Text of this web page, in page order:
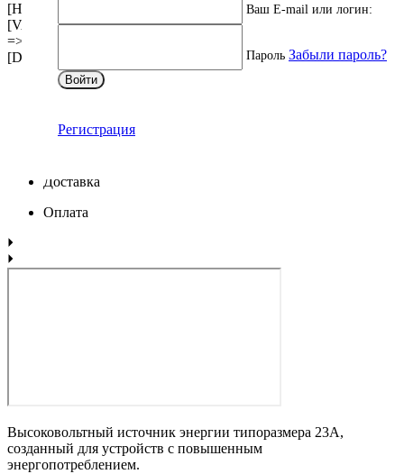
[HINT] => [~NAME] => Файлы [~DEFAULT_VALUE] =>
[VALUE_ENUM] => [VALUE_XML_ID] => [VALUE_SORT]
=> [VALUE] => [PROPERTY_VALUE_ID] =>
[DESCRIPTION] => [~DESCRIPTION] => [~VALUE] => )
Доставка
Оплата
Высоковольтный источник энергии типоразмера 23А,
созданный для устройств с повышенным
энергопотреблением.
Ваш E-mail или логин:
Пароль Забыли пароль?
Войти
Регистрация